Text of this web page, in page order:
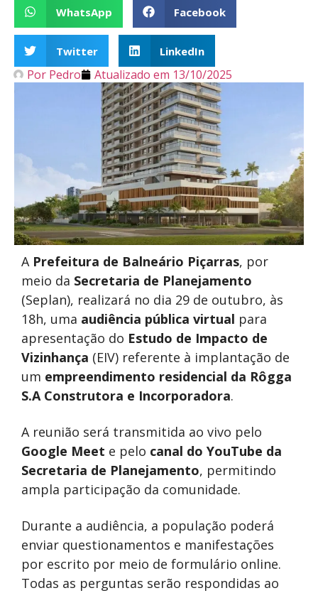
WhatsApp Facebook
Twitter LinkedIn
Por Pedro Atualizado em 13/10/2025
A Prefeitura de Balneário Piçarras, por
meio da Secretaria de Planejamento
(Seplan), realizará no dia 29 de outubro, às
18h, uma audiência pública virtual para
apresentação do Estudo de Impacto de
Vizinhança (EIV) referente à implantação de
um empreendimento residencial da Rôgga
S.A Construtora e Incorporadora.
A reunião será transmitida ao vivo pelo
Google Meet e pelo canal do YouTube da
Secretaria de Planejamento, permitindo
ampla participação da comunidade.
Durante a audiência, a população poderá
enviar questionamentos e manifestações
por escrito por meio de formulário online.
Todas as perguntas serão respondidas ao